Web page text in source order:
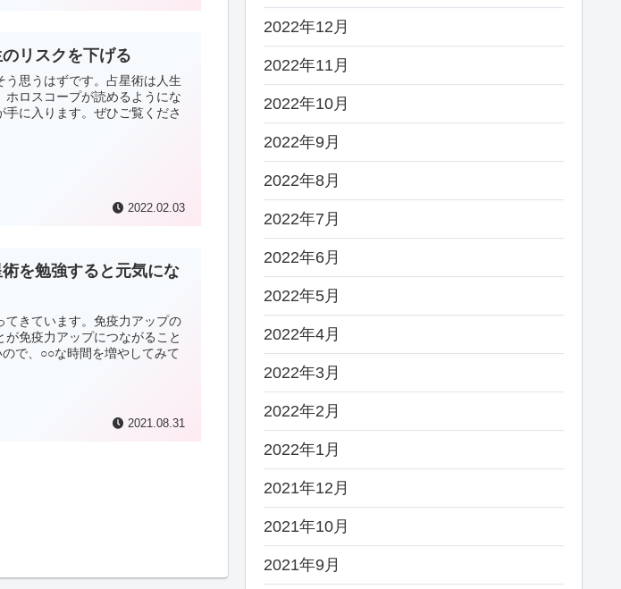
リスクを下げる
う思うはずです。占星術は人生
ロスコープが読めるようにな
に入ります。ぜひご覧くださ
2022.02.03
を勉強すると元気にな
てきています。免疫力アップの
免疫力アップにつながること
で、○○な時間を増やしてみて
2021.08.31
2022年12月
2022年11月
2022年10月
2022年9月
2022年8月
2022年7月
2022年6月
2022年5月
2022年4月
2022年3月
2022年2月
2022年1月
2021年12月
2021年10月
2021年9月